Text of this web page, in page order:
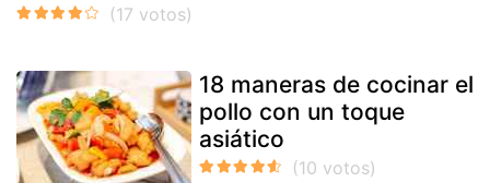
18 maneras de cocinar el
pollo con un toque
asiático